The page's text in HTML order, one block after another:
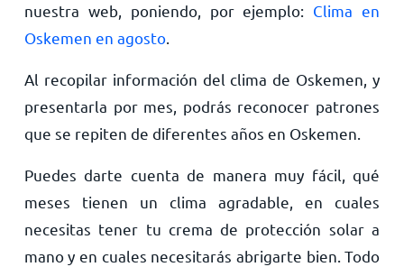
nuestra web, poniendo, por ejemplo: Clima en
Oskemen en agosto.
Al recopilar información del clima de Oskemen, y
presentarla por mes, podrás reconocer patrones
que se repiten de diferentes años en Oskemen.
Puedes darte cuenta de manera muy fácil, qué
meses tienen un clima agradable, en cuales
necesitas tener tu crema de protección solar a
mano y en cuales necesitarás abrigarte bien. Todo